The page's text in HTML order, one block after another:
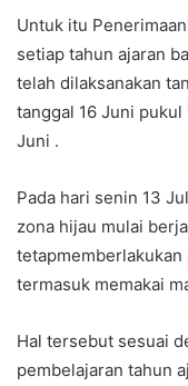
Untuk itu
setiap tahun ajaran
telah dilaksanakan
tanggal 16 Juni pukul
Juni .
Pada hari senin 13
zona hijau mulai
termasuk memakai
Hal tersebut sesuai
pembelajaran tahun